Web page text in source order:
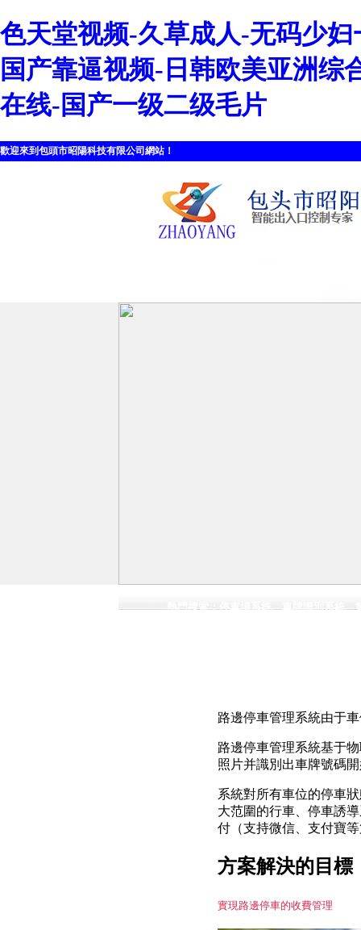
色天堂视频-久草成人-无码少
国产靠逼视频-日韩欧美亚洲综
在线-国产一级二级毛片
歡迎來到包頭市昭陽科技有限公司網站！
熱門搜索：停車場系統、車牌識別系統、
路邊停車管理系統由于
路邊停車管理系統基于
照片并識別出車牌號碼
系統對所有車位的停車
大范圍的行車、停車誘
付（支持微信、支付寶
方案解決的目標
實現路邊停車的收費管理